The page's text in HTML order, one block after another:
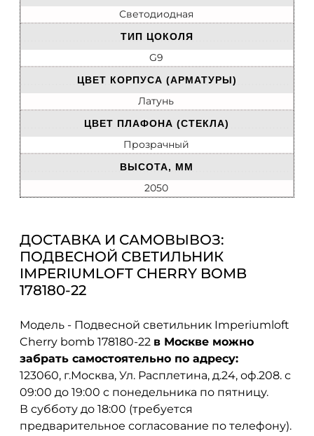
Светодиодная
ТИП ЦОКОЛЯ
G9
ЦВЕТ КОРПУСА (АРМАТУРЫ)
Латунь
ЦВЕТ ПЛАФОНА (СТЕКЛА)
Прозрачный
ВЫСОТА, ММ
2050
ДОСТАВКА И САМОВЫВОЗ:
ПОДВЕСНОЙ СВЕТИЛЬНИК
IMPERIUMLOFT CHERRY BOMB
178180-22
Модель - Подвесной светильник Imperiumloft
Cherry bomb 178180-22 в Москве можно
забрать самостоятельно по адресу:
123060, г.Москва, Ул. Расплетина, д.24, оф.208. с
09:00 до 19:00 с понедельника по пятницу.
В субботу до 18:00 (требуется
предварительное согласование по телефону).